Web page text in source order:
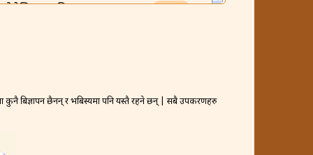
०.००८५
दिनार ४०३.२९ / ४०४.८८
बिज्ञापन छैनन् र भबिस्यमा पनि यस्तै रहने छन् | सबै उपकरणहरु